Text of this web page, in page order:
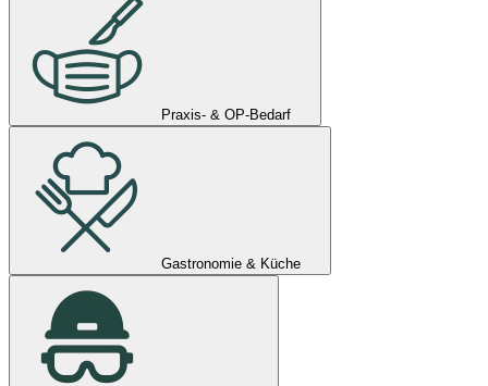
Praxis- & OP-Bedarf
Gastronomie & Küche